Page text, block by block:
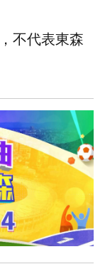
不代表東森